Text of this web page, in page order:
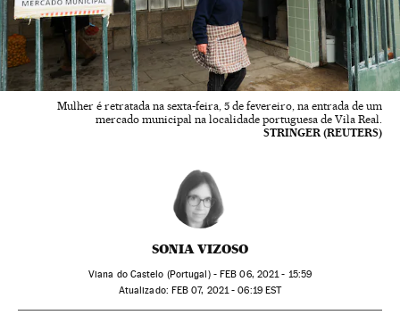
Mulher é retratada na sexta-feira, 5 de fevereiro, na entrada de um
mercado municipal na localidade portuguesa de Vila Real.
STRINGER (REUTERS)
SONIA VIZOSO
Viana do Castelo (Portugal) - FEB 06, 2021 - 15:59
atualizado: FEB 07, 2021 - 06:19EST